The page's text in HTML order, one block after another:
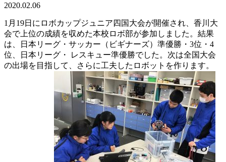
2020.02.06
1月19日にロボカップジュニア四国大会が開催され、香川大
会で上位の成績を収めた本校ロボ部が参加しました。結果
は、日本リーグ・サッカー（ビギナーズ）準優勝・3位・4
位、日本リーグ・ レスキュー準優勝でした。次は全国大会
の出場を目指して、さらに工夫したロボットを作ります。